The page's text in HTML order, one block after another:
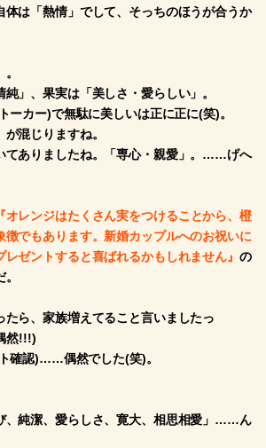
体は「熱情」でして、そっちのほうが合うか
」、果実は「美しさ・愛らしい」。
ーカー)で無駄に美しいは正に正に(笑)。
が混じりますね。
ありましたね。「専心・親愛」。……げへ
オレンジはたくさん実をつけることから、橙
徴でもあります。新婚カップルへのお祝いに
ゼントすると喜ばれるかもしれません』 の
ら、家族増えてること言いましたっ
然!!!)
確認)……偶然でした(笑)。
、純潔、愛らしさ、寛大、相思相愛」……ん